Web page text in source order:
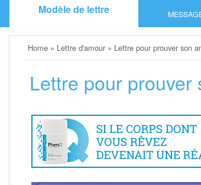
Modèle de lettre
Home » Lettre d'amour » Lettre pour prouver son
Lettre pour prouver